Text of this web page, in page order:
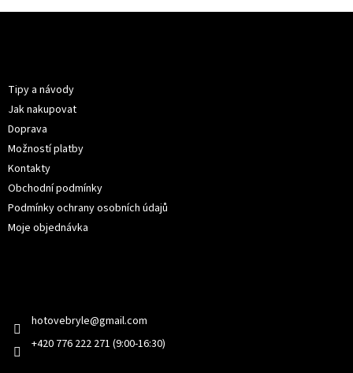
Tipy a návody
Jak nakupovat
Doprava
Možností platby
Kontakty
Obchodní podmínky
Podmínky ochrany osobních údajů
Moje objednávka
hotovebryle@gmail.com
+420 776 222 271 (9:00-16:30)